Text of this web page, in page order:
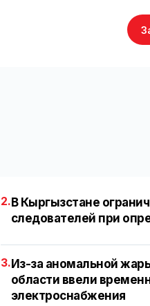
2. В Кыргызстане
следователей при
3.Из-за аномальной
области ввели
электроснабжения